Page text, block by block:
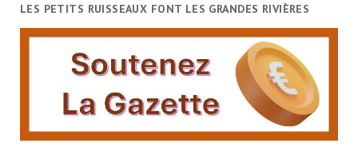
LES PETITS RUISSEAUX FONT LES GRANDES RIVIÈRES